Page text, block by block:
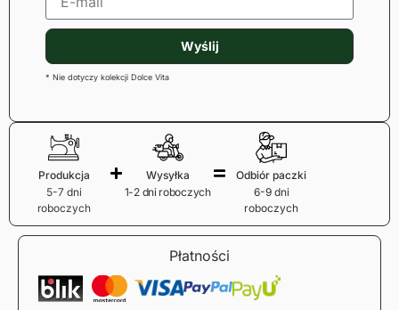
Wyślij
* Nie dotyczy kolekcji Dolce Vita
Produkcja
5-7 dni
roboczych
Wysyłka
1-2 dni roboczych
Odbiór paczki
6-9 dni
roboczych
Płatności